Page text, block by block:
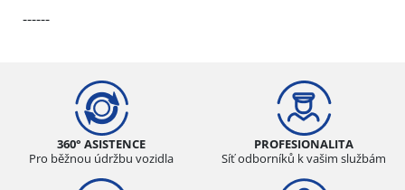
Letní (0)
Celoroční (0)
Typ vozidla
------
360° ASISTENCE
Pro běžnou údržbu vozidla
PROFESIONALITA
Síť odborníků k vašim službám